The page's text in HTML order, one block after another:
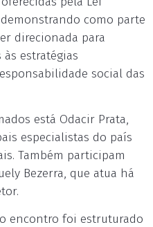
demonstrando como parte
direcionada para
estratégias
social das
está Odacir Prata,
especialistas do país
Também participam
Bezerra, que atua há
encontro foi estruturado